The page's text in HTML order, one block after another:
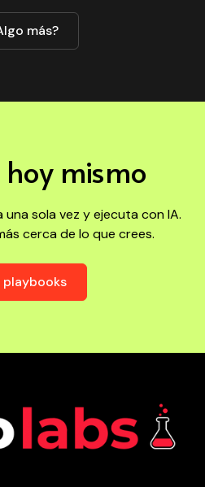
más?
hoy mismo
sola vez y ejecuta con IA.
cerca de lo que crees.
playbooks